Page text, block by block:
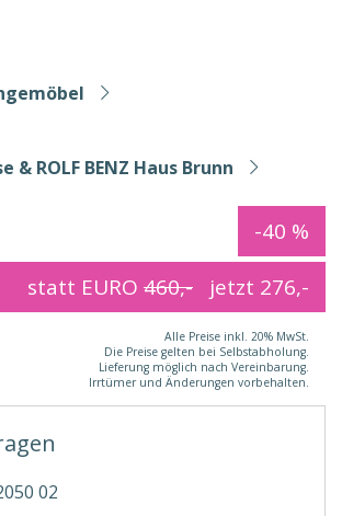
& ROLF BENZ Haus Brunn
-40 %
statt EURO 460,- jetzt 276,-
Alle Preise inkl. 20% MwSt.
Die Preise gelten bei Selbstabholung.
Lieferung möglich nach Vereinbarung.
Irrtümer und Änderungen vorbehalten.
02